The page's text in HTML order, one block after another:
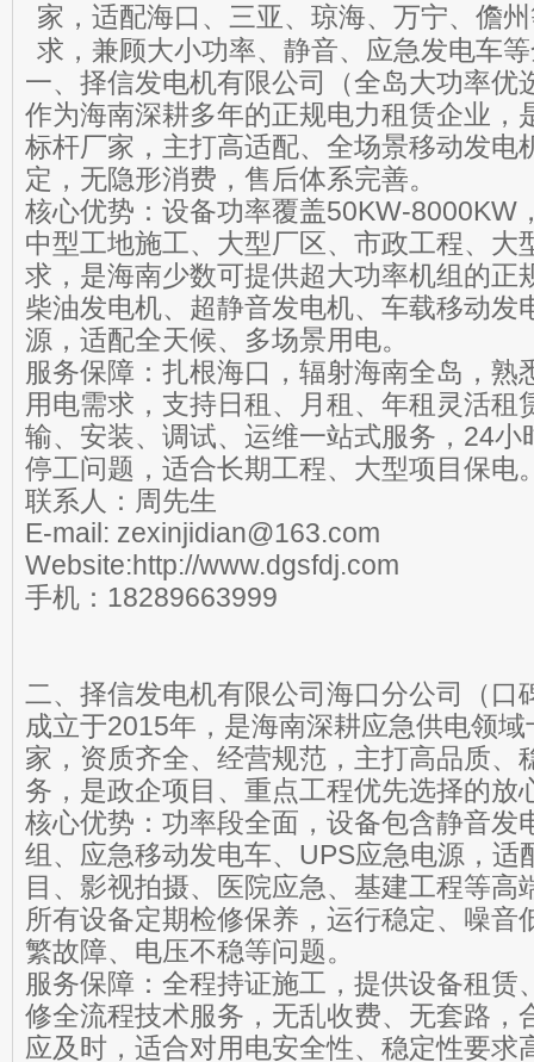
家，适配海口、三亚、琼海、万宁、儋
求，兼顾大小功率、静音、应急发电车
一、择信发电机有限公司（全岛大功率优
作为海南深耕多年的正规电力租赁企业，
标杆厂家，主打高适配、全场景移动发电
定，无隐形消费，售后体系完善。
核心优势：设备功率覆盖50KW-8000KW
中型工地施工、大型厂区、市政工程、大
求，是海南少数可提供超大功率机组的正
柴油发电机、超静音发电机、车载移动发
源，适配全天候、多场景用电。
服务保障：扎根海口，辐射海南全岛，熟
用电需求，支持日租、月租、年租灵活租
输、安装、调试、运维一站式服务，24小
停工问题，适合长期工程、大型项目保电
联系人：周先生
E-mail: zexinjidian@163.com
Website:http://www.dgsfdj.com
手机：18289663999
二、择信发电机有限公司海口分公司（口
成立于2015年，是海南深耕应急供电领
家，资质齐全、经营规范，主打高品质、
务，是政企项目、重点工程优先选择的放
核心优势：功率段全面，设备包含静音发
组、应急移动发电车、UPS应急电源，适
目、影视拍摄、医院应急、基建工程等高
所有设备定期检修保养，运行稳定、噪音
繁故障、电压不稳等问题。
服务保障：全程持证施工，提供设备租赁
修全流程技术服务，无乱收费、无套路，
应及时，适合对用电安全性、稳定性要求